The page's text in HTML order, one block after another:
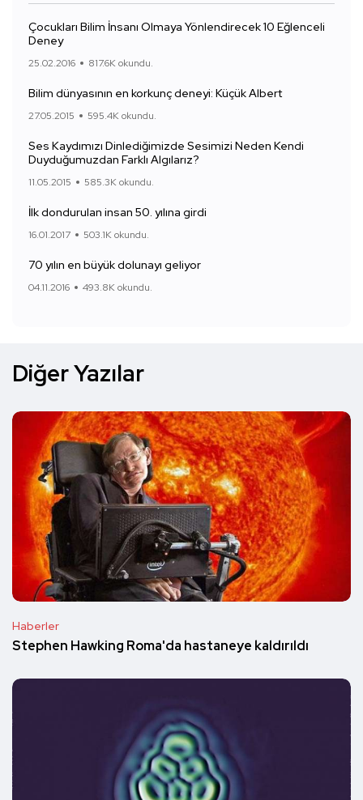
Çocukları Bilim İnsanı Olmaya Yönlendirecek 10 Eğlenceli
Deney
25.02.2016 817.6K okundu.
Bilim dünyasının en korkunç deneyi: Küçük Albert
27.05.2015 595.4K okundu.
Ses Kaydımızı Dinlediğimizde Sesimizi Neden Kendi
Duyduğumuzdan Farklı Algılarız?
11.05.2015 585.3K okundu.
İlk dondurulan insan 50. yılına girdi
16.01.2017 503.1K okundu.
70 yılın en büyük dolunayı geliyor
04.11.2016 493.8K okundu.
Diğer Yazılar
Haberler
Stephen Hawking Roma'da hastaneye kaldırıldı